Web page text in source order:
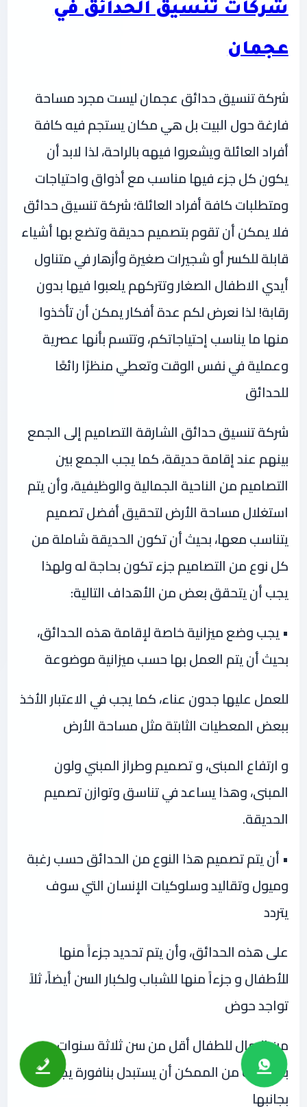
شركات تنسيق الحدائق في
عجمان
شركة تنسيق حدائق عجمان ليست مجرد مساحة
فارغة حول البيت بل هي مكان يستجم فيه كافة
أفراد العائلة ويشعروا فيهه بالراحة، لذا لابد أن
يكون كل جزء فيها مناسب مع أذواق واحتياجات
ومتطلبات كافة أفراد العائلة؛ شركة تنسيق حدائق
فلا يمكن أن تقوم بتصميم حديقة وتضع بها أشياء
قابلة للكسر أو شجيرات صغيرة وأزهار في متناول
أيدي الاطفال الصغار وتتركهم يلعبوا فيها بدون
رقابة! لذا نعرض لكم عدة أفكار يمكن أن تأخذوا
منها ما يناسب إحتياجاتكم، وتتسم بأنها عصرية
وعملية في نفس الوقت وتعطي منظرًا رائعًا
للحدائق
شركة تنسيق حدائق الشارقة التصاميم إلى الجمع
بينهم عند إقامة حديقة، كما يجب الجمع بين
التصاميم من الناحية الجمالية والوظيفية، وأن يتم
استغلال مساحة الأرض لتحقيق أفضل تصميم
يتناسب معها، بحيث أن تكون الحديقة شاملة من
كل نوع من التصاميم جزء تكون بحاجة له ولهذا
يجب أن يتحقق بعض من الأهداف التالية:
• يجب وضع ميزانية خاصة لإقامة هذه الحدائق،
بحيث أن يتم العمل بها حسب ميزانية موضوعة
للعمل عليها جدون عناء، كما يجب في الاعتبار الأخذ
ببعض المعطيات الثابتة مثل مساحة الأرض
و ارتفاع المبنى، و تصميم وطراز المبني ولون
المبنى، وهذا يساعد في تناسق وتوازن تصميم
الحديقة.
• أن يتم تصميم هذا النوع من الحدائق حسب رغبة
وميول وتقاليد وسلوكيات الإنسان التي سوف
يتردد
على هذه الحدائق، وأن يتم تحديد جزءاً منها
للأطفال و جزءاً منها للشباب ولكبار السن أيضاً، ثلاً
تواجد حوض
من الرمال للطفال أقل من سن ثلاثة سنوات
بالحديقة من الممكن أن يستبدل بنافورة يجلس
بجانبها